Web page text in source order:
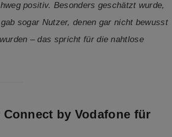
positiv. Besonders geschätzt wurde,
sogar Nutzer, denen gar nicht bewusst
– das spricht für die nahtlose
by Vodafone für